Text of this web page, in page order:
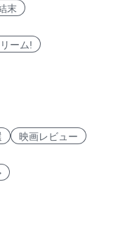
末
ーム!
映画レビュー